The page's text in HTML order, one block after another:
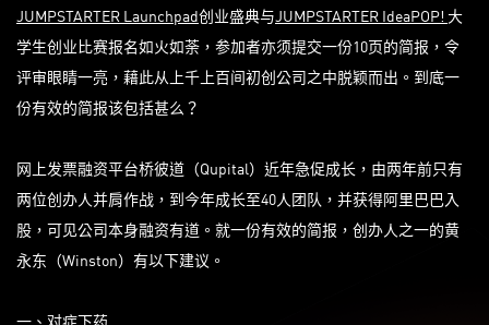
JUMPSTARTER Launchpad创业盛典与JUMPSTARTER IdeaPOP! 大
学生创业比赛报名如火如荼，参加者亦须提交一份10页的简报，令
评审眼睛一亮，藉此从上千上百间初创公司之中脱颖而出。到底一
份有效的简报该包括甚么？
网上发票融资平台桥彼道（Qupital）近年急促成长，由两年前只有
两位创办人并肩作战，到今年成长至40人团队，并获得阿里巴巴入
股，可见公司本身融资有道。就一份有效的简报，创办人之一的黄
永东（Winston）有以下建议。
一、对症下药